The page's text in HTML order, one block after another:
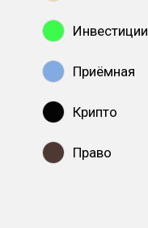
Инвестиции
Приёмная
Крипто
Право